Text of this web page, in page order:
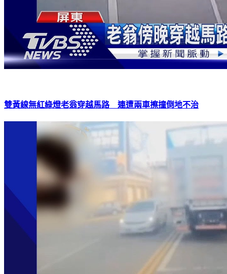
雙黃線無紅綠燈老翁穿越馬路 連遭兩車擦撞倒地不治